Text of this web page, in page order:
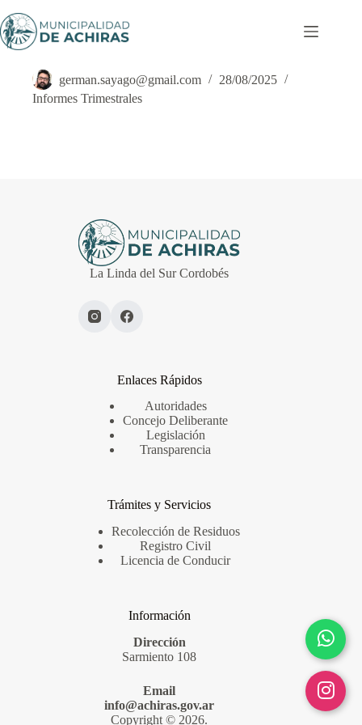
al
contenido
Informe Trimestral – 3T 2024
german.sayago@gmail.com
28/08/2025
Informes Trimestrales
La Linda del Sur Cordobés
Enlaces Rápidos
Autoridades
Concejo Deliberante
Legislación
Transparencia
Trámites y Servicios
Recolección de Residuos
Registro Civil
Licencia de Conducir
Información
Dirección
Sarmiento 108
Email
info@achiras.gov.ar
Copyright © 2026.